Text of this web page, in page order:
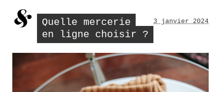
Quelle mercerie
en ligne choisir ?
3 janvier 2024